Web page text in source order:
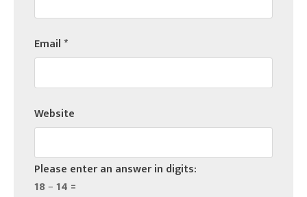
Email*
Website
Please enter an answer in digits:
18 − 14 =